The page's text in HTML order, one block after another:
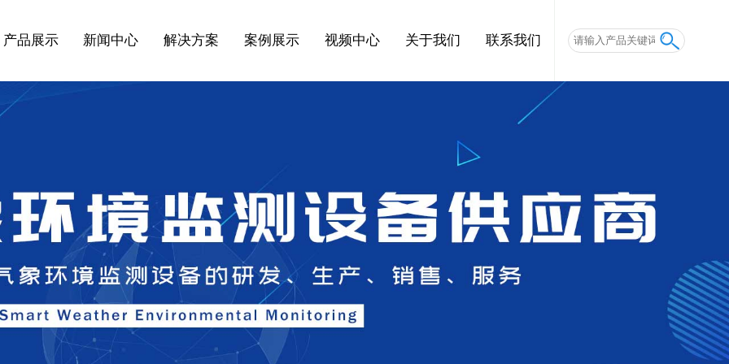
产品展示 新闻中心 解决方案 案例展示 视频中心 关于我们 联系我们